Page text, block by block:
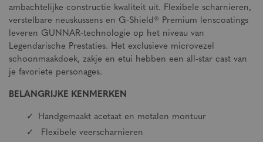
ambachtelijke constructie kwaliteit uit. Flexibele scharnieren,
verstelbare neuskussens en G-Shield® Premium lenscoatings
leveren GUNNAR-technologie op het niveau van
Legendarische Prestaties. Het exclusieve microvezel
schoonmaakdoek, zakje en etui hebben een all-star cast van
je favoriete personages.
BELANGRIJKE KENMERKEN
Handgemaakt acetaat en metalen montuur
Flexibele veerscharnieren